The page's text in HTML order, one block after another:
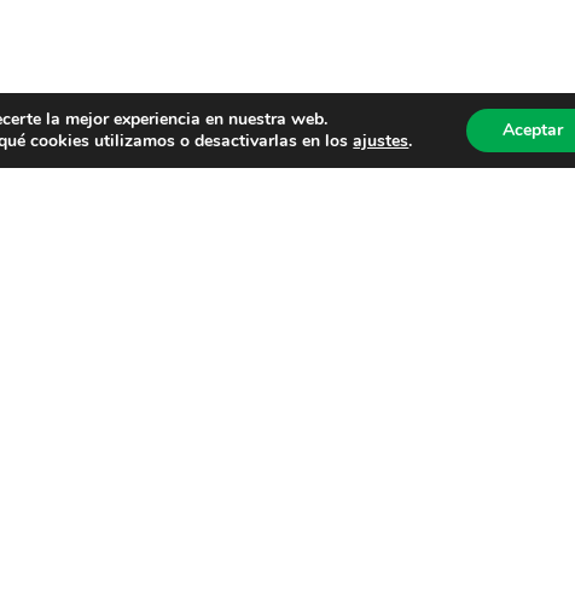
la mejor experiencia en nuestra web.
cookies utilizamos o desactivarlas en losajustes. Aceptar